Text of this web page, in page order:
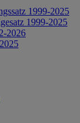
1999-2025
1999-2025
2026